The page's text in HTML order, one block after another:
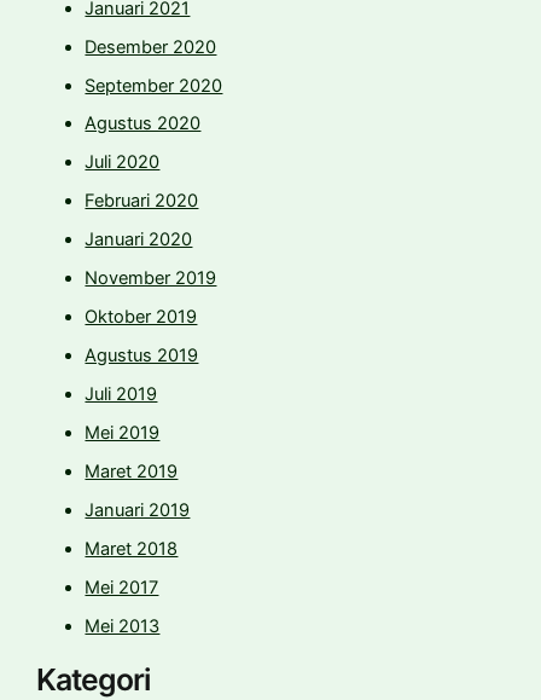
Januari 2021
Desember 2020
September 2020
Agustus 2020
Juli 2020
Februari 2020
Januari 2020
November 2019
Oktober 2019
Agustus 2019
Juli 2019
Mei 2019
Maret 2019
Januari 2019
Maret 2018
Mei 2017
Mei 2013
Kategori